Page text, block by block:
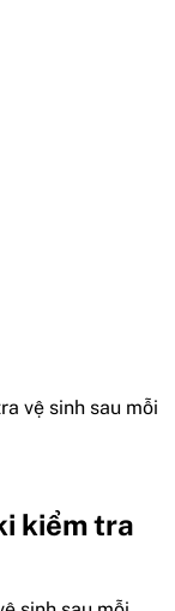
vệ sinh sau mỗi
kiểm tra